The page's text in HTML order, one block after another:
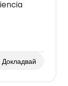
Докладвай